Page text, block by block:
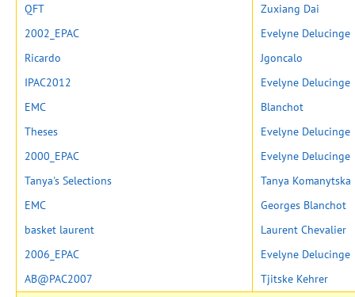
QFT
Zuxiang Dai
2002_EPAC
Evelyne Delucinge
Ricardo
Jgoncalo
IPAC2012
Evelyne Delucinge
EMC
Blanchot
Theses
Evelyne Delucinge
2000_EPAC
Evelyne Delucinge
Tanya's Selections
Tanya Komanytska
EMC
Georges Blanchot
basket laurent
Laurent Chevalier
2006_EPAC
Evelyne Delucinge
AB@PAC2007
Tjitske Kehrer